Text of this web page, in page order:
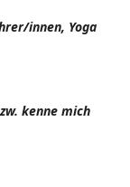
innen, Yoga
kenne mich